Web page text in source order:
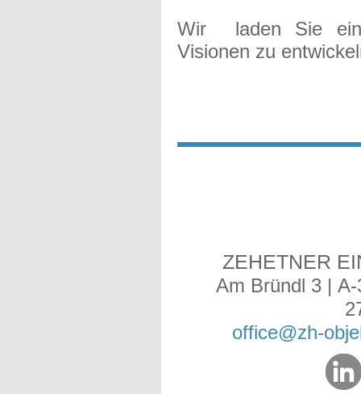
Wir laden Sie
Visionen zu
ZEHETNER
Am Bründl 3 |
office@zh-